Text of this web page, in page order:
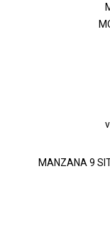
MANZANA 9